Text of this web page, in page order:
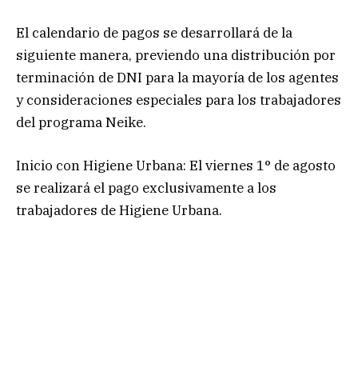
El calendario de pagos se desarrollará de la
siguiente manera, previendo una distribución por
terminación de DNI para la mayoría de los agentes
y consideraciones especiales para los trabajadores
del programa Neike.
Inicio con Higiene Urbana: El viernes 1° de agosto
se realizará el pago exclusivamente a los
trabajadores de Higiene Urbana.